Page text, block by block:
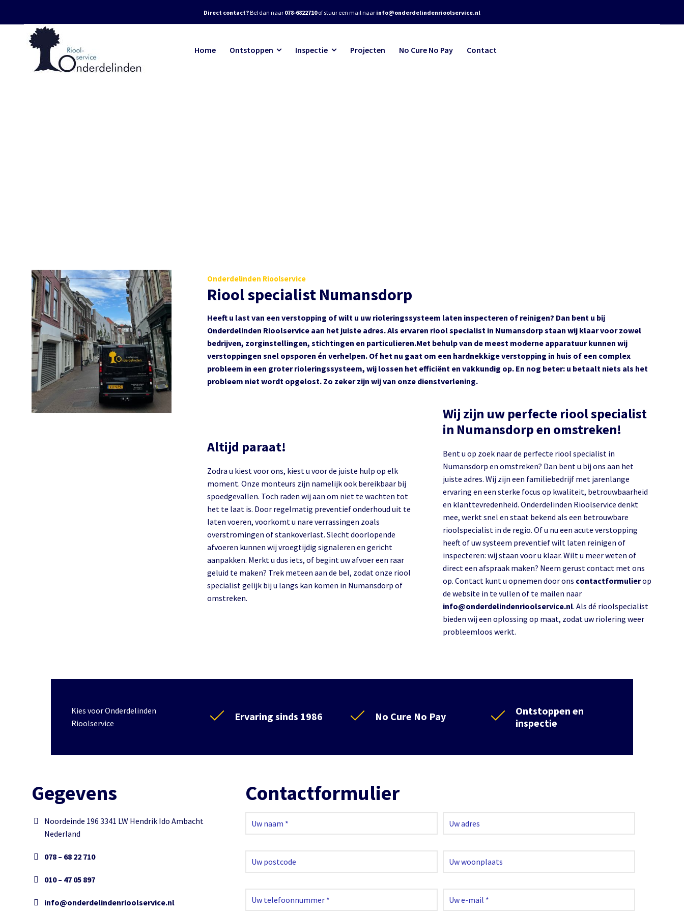
Direct contact?Bel dan naar 078-6822710of stuur een mail naar info@onderdelindenrioolservice.nl
Home Ontstoppen Inspectie Projecten No Cure No Pay Contact
Onderdelinden Rioolservice
Riool specialist Numansdorp
Heeft u last van een verstopping of wilt u uw rioleringssysteem laten inspecteren of reinigen? Dan bent u bij
Onderdelinden Rioolservice aan het juiste adres. Als ervaren riool specialist in Numansdorp staan wij klaar voor zowel
bedrijven, zorginstellingen, stichtingen en particulieren.Met behulp van de meest moderne apparatuur kunnen wij
verstoppingen snel opsporen én verhelpen. Of het nu gaat om een hardnekkige verstopping in huis of een complex
probleem in een groter rioleringssysteem, wij lossen het efficiënt en vakkundig op. En nog beter: u betaalt niets als het
probleem niet wordt opgelost. Zo zeker zijn wij van onze dienstverlening.
Altijd paraat!
Zodra u kiest voor ons, kiest u voor de juiste hulp op elk
moment. Onze monteurs zijn namelijk ook bereikbaar bij
spoedgevallen. Toch raden wij aan om niet te wachten tot
het te laat is. Door regelmatig preventief onderhoud uit te
laten voeren, voorkomt u nare verrassingen zoals
overstromingen of stankoverlast. Slecht doorlopende
afvoeren kunnen wij vroegtijdig signaleren en gericht
aanpakken. Merkt u dus iets, of begint uw afvoer een raar
geluid te maken? Trek meteen aan de bel, zodat onze riool
specialist gelijk bij u langs kan komen in Numansdorp of
Wij zijn uw perfecte riool specialist
in Numansdorp en omstreken!
Bent u op zoek naar de perfecte riool specialist in
Numansdorp en omstreken? Dan bent u bij ons aan het
juiste adres. Wij zijn een familiebedrijf met jarenlange
ervaring en een sterke focus op kwaliteit, betrouwbaarheid
en klanttevredenheid. Onderdelinden Rioolservice denkt
mee, werkt snel en staat bekend als een betrouwbare
rioolspecialist in de regio. Of u nu een acute verstopping
heeft of uw systeem preventief wilt laten reinigen of
inspecteren: wij staan voor u klaar. Wilt u meer weten of
direct een afspraak maken? Neem gerust contact met ons
op. Contact kunt u opnemen door ons contactformulierop
de website in te vullen of te mailen naar
info@onderdelindenrioolservice.nl. Als dé rioolspecialist
bieden wij een oplossing op maat, zodat uw riolering weer
Kies voor Onderdelinden
Rioolservice
Ervaring sinds 1986 No Cure No Pay
Ontstoppen en
inspectie
Gegevens
Noordeinde 196 3341 LW Hendrik Ido Ambacht
Nederland
078 – 68 22 710
010 – 47 05 897
info@onderdelindenrioolservice.nl
Contactformulier